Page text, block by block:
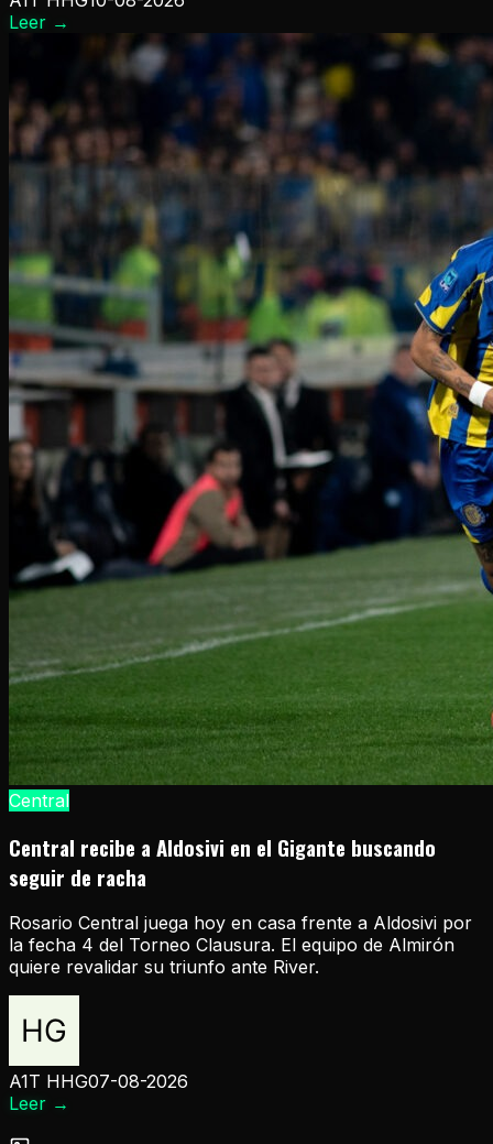
Leer →
Central
Central recibe a Aldosivi en el Gigante buscando
seguir de racha
Rosario Central juega hoy en casa frente a Aldosivi por
la fecha 4 del Torneo Clausura. El equipo de Almirón
quiere revalidar su triunfo ante River.
A1T HHG07-08-2026
Leer →